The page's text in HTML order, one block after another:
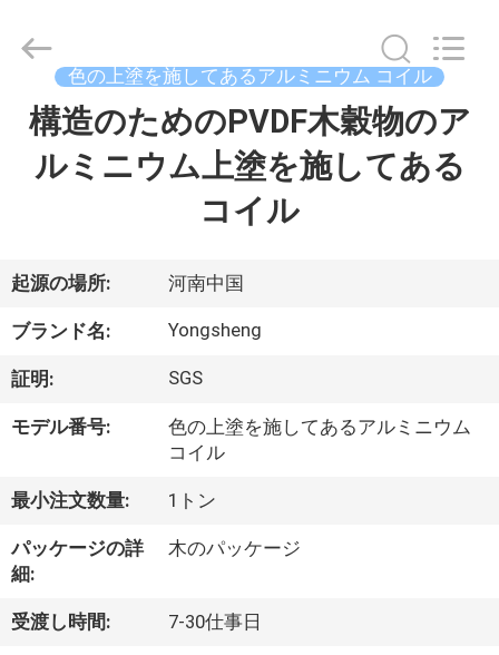
家
ダ
ク
ト
達
に
つ
い
2021
Aluminum
Industry
色の上塗を施してあるアルミニウム コイル
構造のためのPVDF木穀物のア
ルミニウム上塗を施してある
コイル
起源の場所: 河南中国
ブランド名: Yongsheng
証明: SGS
モデル番号:
色の上塗を施してあるアルミニウム
コイル
最小注文数量: 1トン
パッケージの詳
細:
木のパッケージ
受渡し時間: 7-30仕事日